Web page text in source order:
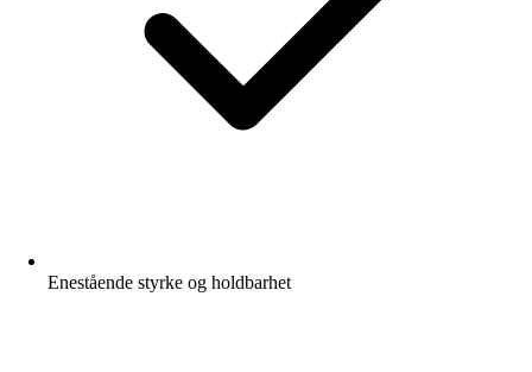
Enestående styrke og holdbarhet